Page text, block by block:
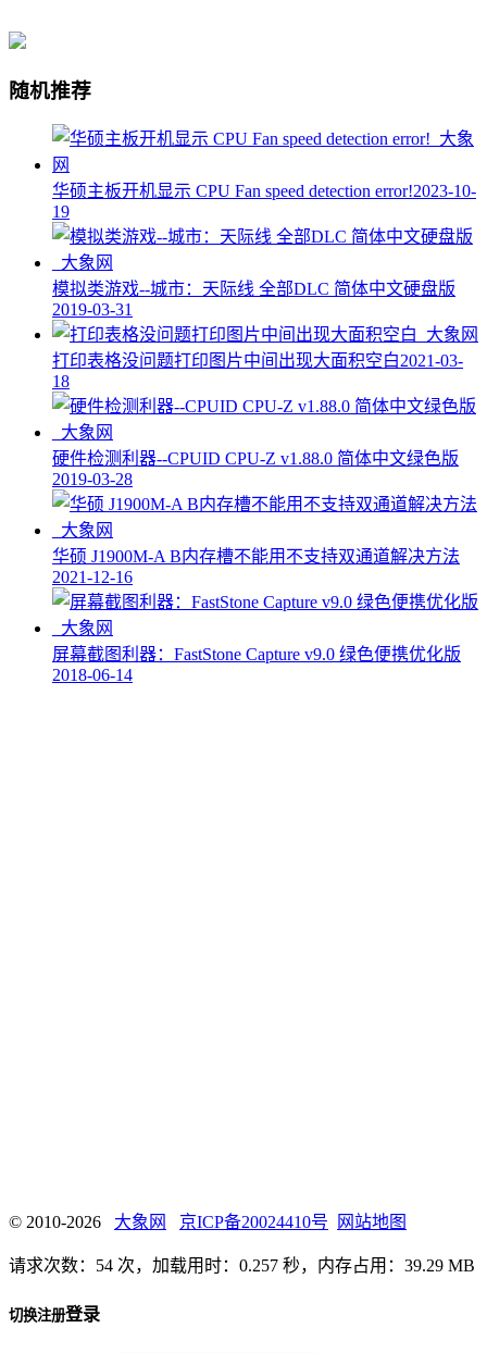
随机推荐
华硕主板开机显示 CPU Fan speed detection error!2023-10-
19
模拟类游戏--城市：天际线 全部DLC 简体中文硬盘版
2019-03-31
打印表格没问题打印图片中间出现大面积空白2021-03-
18
硬件检测利器--CPUID CPU-Z v1.88.0 简体中文绿色版
2019-03-28
华硕 J1900M-A B内存槽不能用不支持双通道解决方法
2021-12-16
屏幕截图利器：FastStone Capture v9.0 绿色便携优化版
2018-06-14
© 2010-2026 大象网 京ICP备20024410号 网站地图
请求次数：54 次，加载用时：0.257 秒，内存占用：39.29 MB
切换注册登录